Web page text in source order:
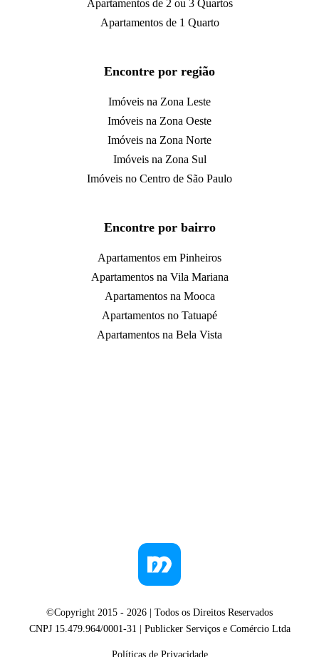
Apartamentos de 2 ou 3 Quartos
Apartamentos de 1 Quarto
Encontre por região
Imóveis na Zona Leste
Imóveis na Zona Oeste
Imóveis na Zona Norte
Imóveis na Zona Sul
Imóveis no Centro de São Paulo
Encontre por bairro
Apartamentos em Pinheiros
Apartamentos na Vila Mariana
Apartamentos na Mooca
Apartamentos no Tatuapé
Apartamentos na Bela Vista
©Copyright 2015 - 2026 | Todos os Direitos Reservados
CNPJ 15.479.964/0001-31 | Publicker Serviços e Comércio Ltda
Políticas de Privacidade